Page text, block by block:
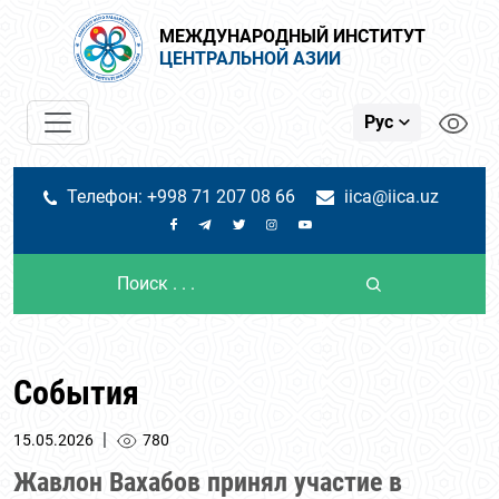
МЕЖДУНАРОДНЫЙ ИНСТИТУТ
ЦЕНТРАЛЬНОЙ АЗИИ
Рус
Телефон: +998 71 207 08 66 iica@iica.uz
События
15.05.2026 | 780
Жавлон Вахабов принял участие в